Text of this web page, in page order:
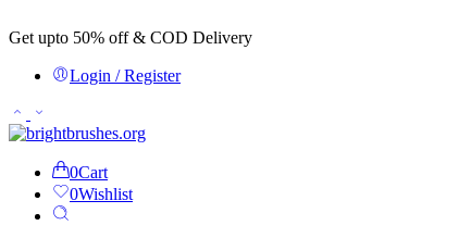
Get upto 50% off & COD Delivery
Login / Register
0Cart
0Wishlist